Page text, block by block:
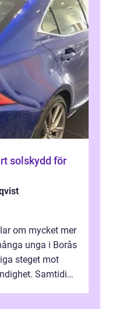
om mycket mer
unga i Borås
steget mot
Samtidigt